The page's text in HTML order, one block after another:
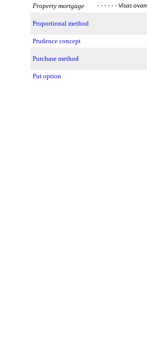
Property mortgage - - - - - - Visas ovan
Proportional method
Prudence concept
Purchase method
Put option